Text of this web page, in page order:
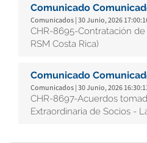
Comunicado
Comunicados | 30 Junio, 2026
CHR-8695-Contratación
RSM Costa Rica)
Comunicado
Comunicados | 30 Junio, 2026
CHR-8697-Acuerdos
Extraordinaria de Socios -